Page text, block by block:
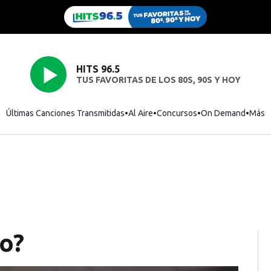
HITS 96.5
TUS FAVORITAS DE LOS 80S, 90S Y HOY
Últimas Canciones Transmitidas Al Aire Concursos On Demand Más